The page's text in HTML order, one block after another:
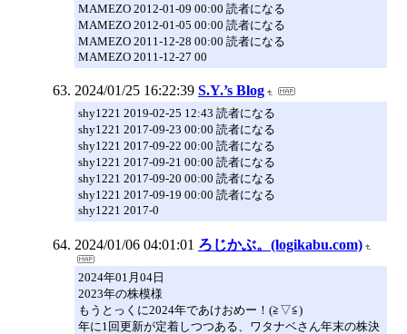
MAMEZO 2012-01-09 00:00 読者になる
MAMEZO 2012-01-05 00:00 読者になる
MAMEZO 2011-12-28 00:00 読者になる
MAMEZO 2011-12-27 00
2024/01/25 16:22:39 S.Y.’s Blog
shy1221 2019-02-25 12:43 読者になる
shy1221 2017-09-23 00:00 読者になる
shy1221 2017-09-22 00:00 読者になる
shy1221 2017-09-21 00:00 読者になる
shy1221 2017-09-20 00:00 読者になる
shy1221 2017-09-19 00:00 読者になる
shy1221 2017-0
2024/01/06 04:01:01 ろじかぶ。(logikabu.com)
2024年01月04日
2023年の株模様
もうとっくに2024年であけおめー！(≧▽≦)
年に1回更新が定着しつつある、ワタナベさん年末の株決